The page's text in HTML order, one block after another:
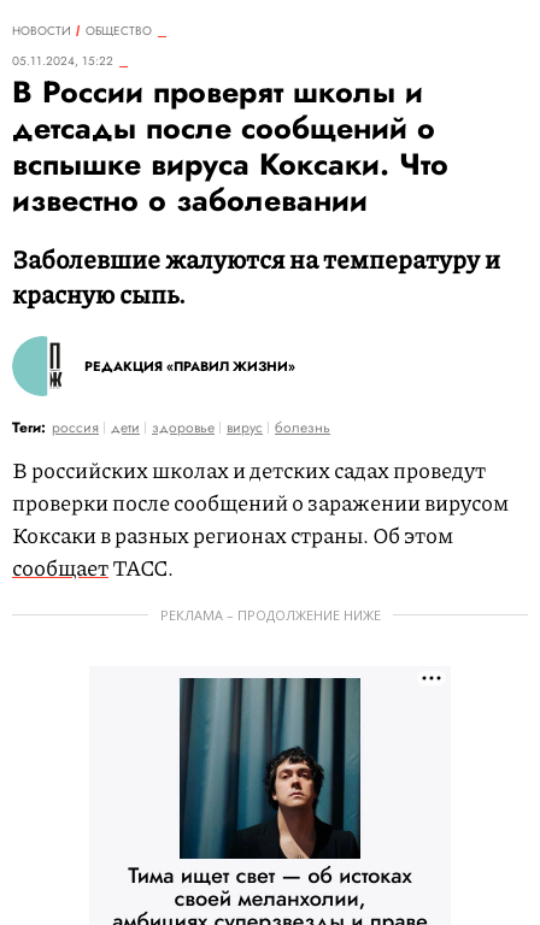
НОВОСТИ
ОБЩЕСТВО
05.11.2024, 15:22
В России проверят школы и
детсады после сообщений о
вспышке вируса Коксаки. Что
известно о заболевании
Заболевшие жалуются на температуру и
красную сыпь.
РЕДАКЦИЯ «ПРАВИЛ ЖИЗНИ»
Теги: россия дети здоровье вирус болезнь
В российских школах и детских садах проведут
проверки после сообщений о заражении вирусом
Коксаки в разных регионах страны. Об этом
сообщаетТАСС.
РЕКЛАМА – ПРОДОЛЖЕНИЕ НИЖЕ